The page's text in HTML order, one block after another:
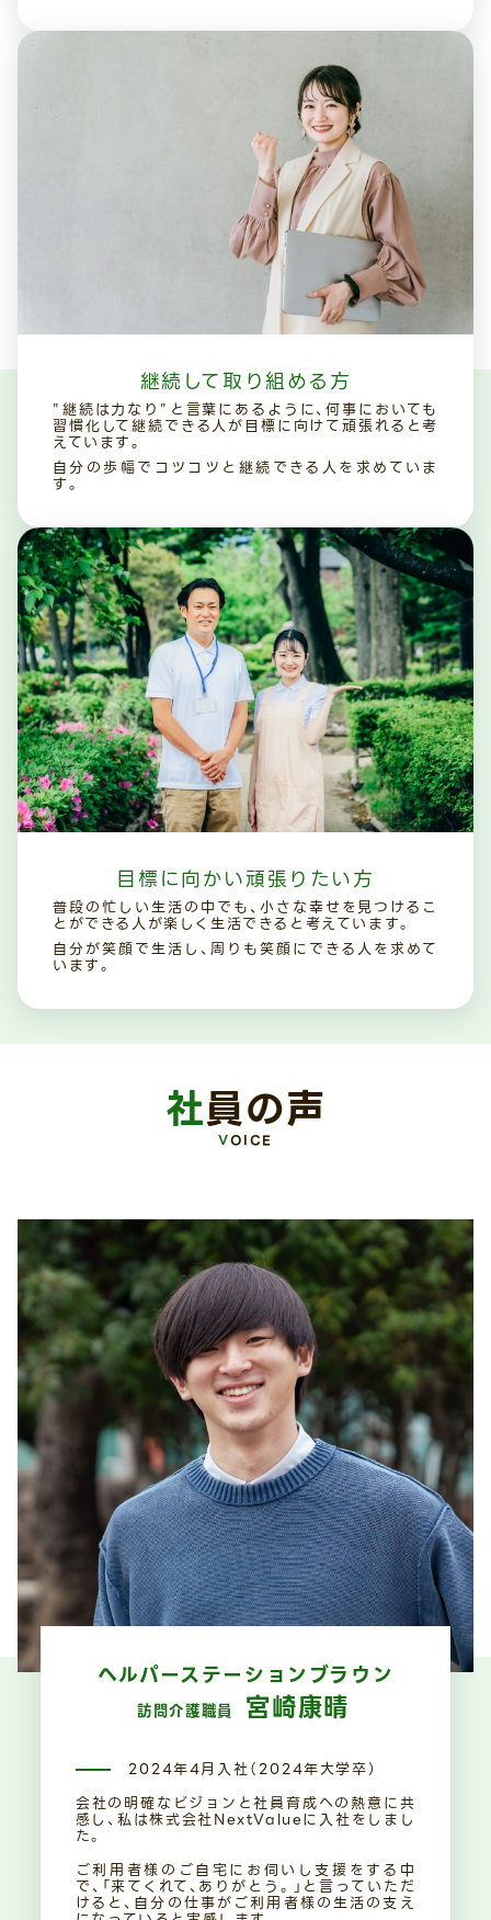
継続して取り組める方
”継続は力なり”と言葉にあるように、何事においても
習慣化して継続できる人が目標に向けて頑張れると考
えています。
自分の歩幅でコツコツと継続できる人を求めていま
す。
目標に向かい頑張りたい方
普段の忙しい生活の中でも、小さな幸せを見つけるこ
とができる人が楽しく生活できると考えています。
自分が笑顔で生活し、周りも笑顔にできる人を求めて
います。
社員の声
VOICE
ヘルパーステーションブラウン
訪問介護職員 宮崎康晴
2024年4月入社（2024年大学卒）
会社の明確なビジョンと社員育成への熱意に共
感し、私は株式会社NextValueに入社をしまし
た。
ご利用者様のご自宅にお伺いし支援をする中
で、「来てくれて、ありがとう。」と言っていただ
けると、自分の仕事がご利用者様の生活の支え